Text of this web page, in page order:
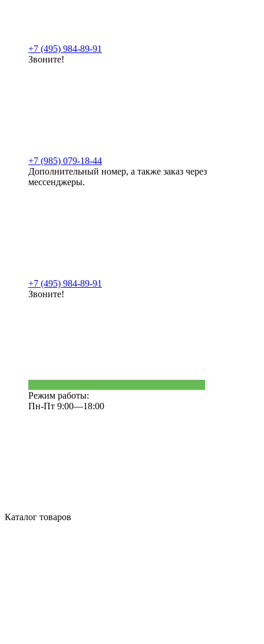
+7 (495) 984-89-91
Звоните!
+7 (985) 079-18-44
Дополнительный номер, а также заказ через
мессенджеры.
+7 (495) 984-89-91
Звоните!
Режим работы:
Пн-Пт 9:00—18:00
Каталог товаров